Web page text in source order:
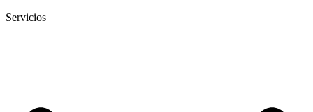
Servicios